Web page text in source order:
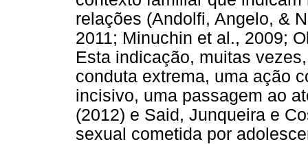
relações (Andolfi, Angelo, &
2011; Minuchin et al., 2009;
Esta indicação, muitas
conduta extrema, uma ação
incisivo, uma passagem ao
(2012) e Said, Junqueira e
sexual cometida por